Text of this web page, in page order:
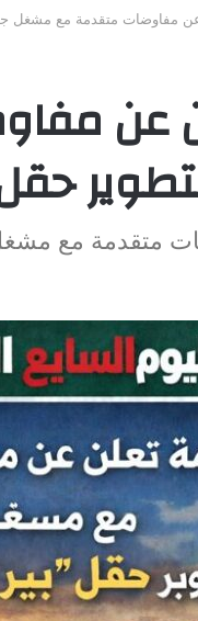
مفاوضات متقدمة مع مشغل
عن
حقل
متقدمة مع